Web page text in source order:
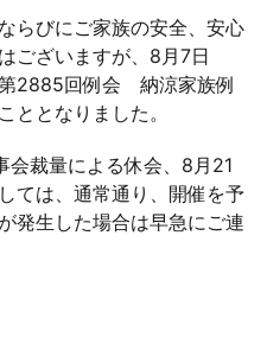
らびにご家族の安全、安心
ございますが、8月7日
第2885回例会 納涼家族例
ととなりました。
会裁量による休会、8月21
ては、通常通り、開催を予
発生した場合は早急にご連